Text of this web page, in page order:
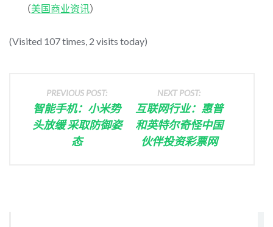
（美国商业资讯）
(Visited 107 times, 2 visits today)
PREVIOUS POST:
智能手机：小米势
头放缓 采取防御姿
态
NEXT POST:
互联网行业：惠普
和英特尔奇怪中国
伙伴投资彩票网